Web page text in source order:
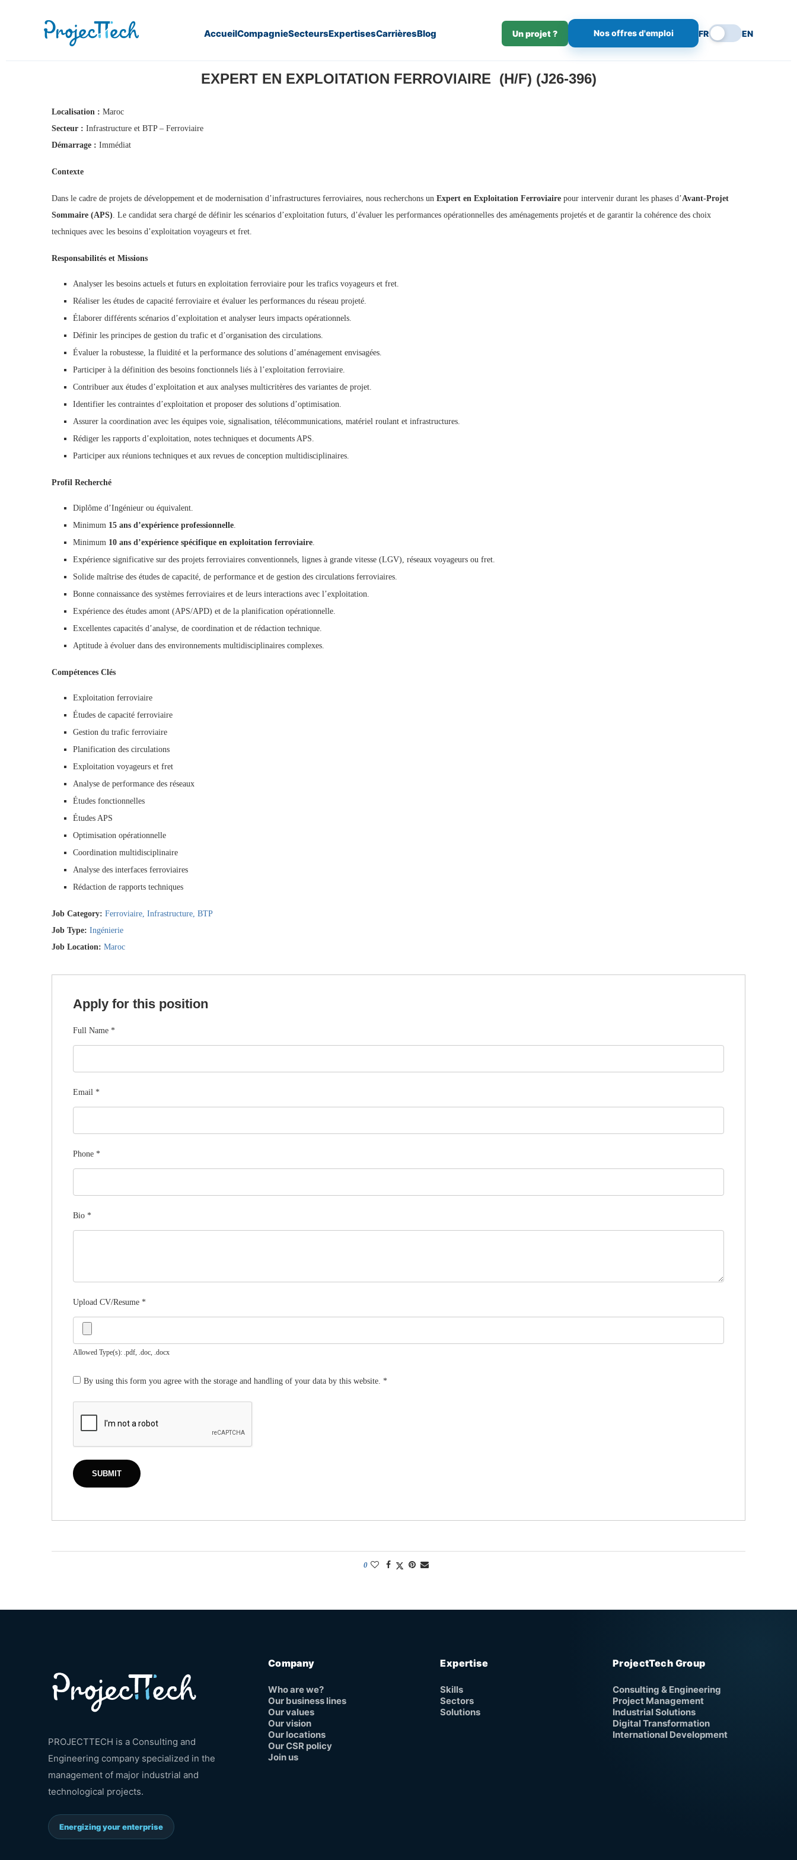
AccueilCompagnieSecteursExpertisesCarrièresBlog Un projet ? Nos offres d'emploi FR EN
EXPERT EN EXPLOITATION FERROVIAIRE (H/F) (J26-396)
Localisation : Maroc
Secteur : Infrastructure et BTP – Ferroviaire
Démarrage : Immédiat
Contexte
Dans le cadre de projets de développement et de modernisation d’infrastructures ferroviaires, nous recherchons un Expert en Exploitation Ferroviaire pour intervenir durant les phases d’Avant-Projet
Sommaire (APS). Le candidat sera chargé de définir les scénarios d’exploitation futurs, d’évaluer les performances opérationnelles des aménagements projetés et de garantir la cohérence des choix
techniques avec les besoins d’exploitation voyageurs et fret.
Responsabilités et Missions
Analyser les besoins actuels et futurs en exploitation ferroviaire pour les trafics voyageurs et fret.
Réaliser les études de capacité ferroviaire et évaluer les performances du réseau projeté.
Élaborer différents scénarios d’exploitation et analyser leurs impacts opérationnels.
Définir les principes de gestion du trafic et d’organisation des circulations.
Évaluer la robustesse, la fluidité et la performance des solutions d’aménagement envisagées.
Participer à la définition des besoins fonctionnels liés à l’exploitation ferroviaire.
Contribuer aux études d’exploitation et aux analyses multicritères des variantes de projet.
Identifier les contraintes d’exploitation et proposer des solutions d’optimisation.
Assurer la coordination avec les équipes voie, signalisation, télécommunications, matériel roulant et infrastructures.
Rédiger les rapports d’exploitation, notes techniques et documents APS.
Participer aux réunions techniques et aux revues de conception multidisciplinaires.
Profil Recherché
Diplôme d’Ingénieur ou équivalent.
Minimum 15 ans d’expérience professionnelle.
Minimum 10 ans d’expérience spécifique en exploitation ferroviaire.
Expérience significative sur des projets ferroviaires conventionnels, lignes à grande vitesse (LGV), réseaux voyageurs ou fret.
Solide maîtrise des études de capacité, de performance et de gestion des circulations ferroviaires.
Bonne connaissance des systèmes ferroviaires et de leurs interactions avec l’exploitation.
Expérience des études amont (APS/APD) et de la planification opérationnelle.
Excellentes capacités d’analyse, de coordination et de rédaction technique.
Aptitude à évoluer dans des environnements multidisciplinaires complexes.
Compétences Clés
Exploitation ferroviaire
Études de capacité ferroviaire
Gestion du trafic ferroviaire
Planification des circulations
Exploitation voyageurs et fret
Analyse de performance des réseaux
Études fonctionnelles
Études APS
Optimisation opérationnelle
Coordination multidisciplinaire
Analyse des interfaces ferroviaires
Rédaction de rapports techniques
Job Category: Ferroviaire Infrastructure BTP
Job Type: Ingénierie
Job Location: Maroc
Apply for this position
Full Name *
Email *
Phone *
Bio *
Upload CV/Resume *
Allowed Type(s): .pdf, .doc, .docx
By using this form you agree with the storage and handling of your data by this website. *
0
PROJECTTECH is a Consulting and
Engineering company specialized in the
management of major industrial and
technological projects.
Energizing your enterprise
Company
Who are we?
Our business lines
Our values
Our vision
Our locations
Our CSR policy
Join us
Expertise
Skills
Sectors
Solutions
ProjectTech Group
Consulting & Engineering
Project Management
Industrial Solutions
Digital Transformation
International Development